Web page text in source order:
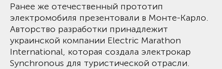
Ранее же отечественный прототип
электромобиля презентовали в Монте-Карло.
Авторство разработки принадлежит
украинской компании Electric Marathon
International, которая создала электрокар
Synchronous для туристической отрасли.